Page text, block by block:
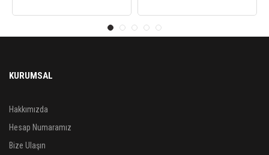
KURUMSAL
Hakkımızda
Hesap Numaramız
Bize Ulaşın